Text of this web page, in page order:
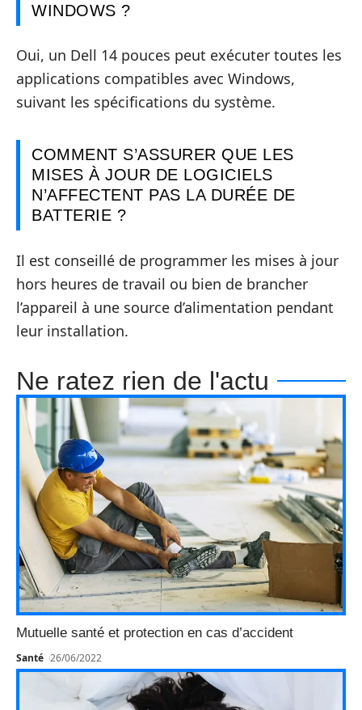
WINDOWS ?
Oui, un Dell 14 pouces peut exécuter toutes les
applications compatibles avec Windows,
suivant les spécifications du système.
COMMENT S’ASSURER QUE LES
MISES À JOUR DE LOGICIELS
N’AFFECTENT PAS LA DURÉE DE
BATTERIE ?
Il est conseillé de programmer les mises à jour
hors heures de travail ou bien de brancher
l’appareil à une source d’alimentation pendant
leur installation.
Ne ratez rien de l'actu
Mutuelle santé et protection en cas d’accident
Santé 26/06/2022